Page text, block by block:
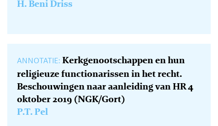
H. Beni Driss
ANNOTATIE: Kerkgenootschappen en hun
religieuze functionarissen in het recht.
Beschouwingen naar aanleiding van HR 4
oktober 2019 (NGK/Gort)
P.T. Pel